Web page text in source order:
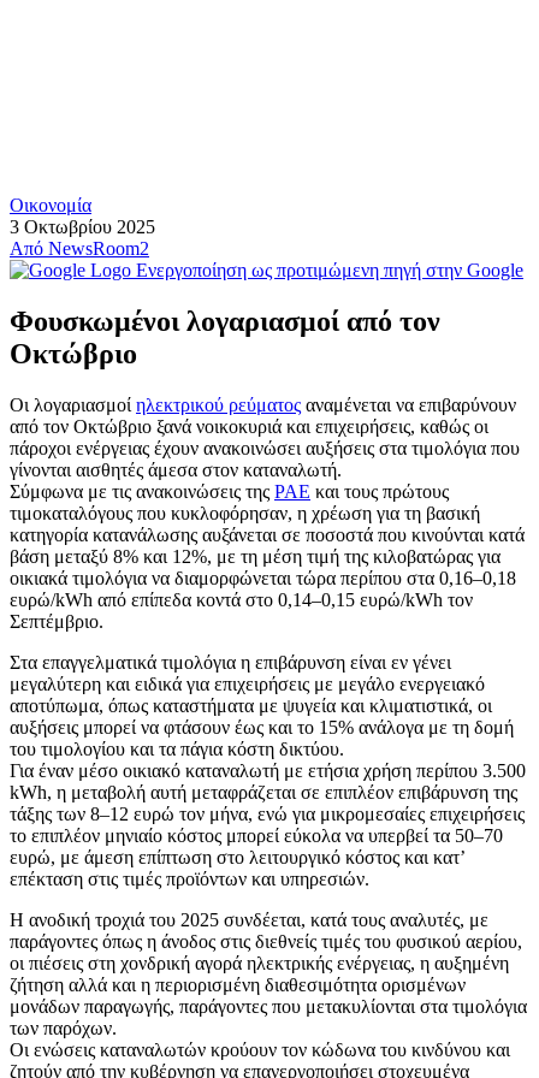
Οικονομία
3 Οκτωβρίου 2025
Από NewsRoom2
Ενεργοποίηση ως προτιμώμενη πηγή στην Google
Φουσκωμένοι λογαριασμοί από τον
Οκτώβριο
Οι λογαριασμοί ηλεκτρικού ρεύματος αναμένεται να επιβαρύνουν
από τον Οκτώβριο ξανά νοικοκυριά και επιχειρήσεις, καθώς οι
πάροχοι ενέργειας έχουν ανακοινώσει αυξήσεις στα τιμολόγια που
γίνονται αισθητές άμεσα στον καταναλωτή.
Σύμφωνα με τις ανακοινώσεις της ΡΑΕ και τους πρώτους
τιμοκαταλόγους που κυκλοφόρησαν, η χρέωση για τη βασική
κατηγορία κατανάλωσης αυξάνεται σε ποσοστά που κινούνται κατά
βάση μεταξύ 8% και 12%, με τη μέση τιμή της κιλοβατώρας για
οικιακά τιμολόγια να διαμορφώνεται τώρα περίπου στα 0,16–0,18
ευρώ/kWh από επίπεδα κοντά στο 0,14–0,15 ευρώ/kWh τον
Σεπτέμβριο.
Στα επαγγελματικά τιμολόγια η επιβάρυνση είναι εν γένει
μεγαλύτερη και ειδικά για επιχειρήσεις με μεγάλο ενεργειακό
αποτύπωμα, όπως καταστήματα με ψυγεία και κλιματιστικά, οι
αυξήσεις μπορεί να φτάσουν έως και το 15% ανάλογα με τη δομή
του τιμολογίου και τα πάγια κόστη δικτύου.
Για έναν μέσο οικιακό καταναλωτή με ετήσια χρήση περίπου 3.500
kWh, η μεταβολή αυτή μεταφράζεται σε επιπλέον επιβάρυνση της
τάξης των 8–12 ευρώ τον μήνα, ενώ για μικρομεσαίες επιχειρήσεις
το επιπλέον μηνιαίο κόστος μπορεί εύκολα να υπερβεί τα 50–70
ευρώ, με άμεση επίπτωση στο λειτουργικό κόστος και κατ’
επέκταση στις τιμές προϊόντων και υπηρεσιών.
Η ανοδική τροχιά του 2025 συνδέεται, κατά τους αναλυτές, με
παράγοντες όπως η άνοδος στις διεθνείς τιμές του φυσικού αερίου,
οι πιέσεις στη χονδρική αγορά ηλεκτρικής ενέργειας, η αυξημένη
ζήτηση αλλά και η περιορισμένη διαθεσιμότητα ορισμένων
μονάδων παραγωγής, παράγοντες που μετακυλίονται στα τιμολόγια
των παρόχων.
Οι ενώσεις καταναλωτών κρούουν τον κώδωνα του κινδύνου και
ζητούν από την κυβέρνηση να επανεργοποιήσει στοχευμένα